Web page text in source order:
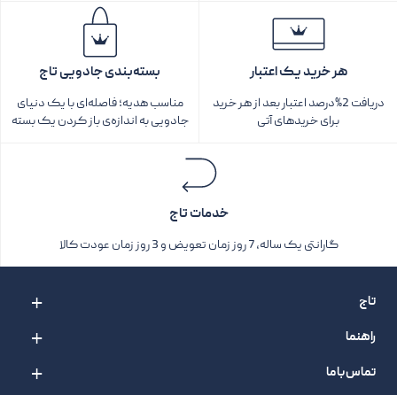
هر خرید یک اعتبار
دریافت 2%درصد اعتبار بعد از هر خرید
برای خریدهای آتی
بسته‌بندی جادویی تاج
مناسب هدیه؛ فاصله‌ای با یک دنیای
جادویی به اندازه‌ی باز کردن یک بسته‌
خدمات تاج
گارانتی یک ساله، 7 روز زمان تعویض و 3 روز زمان عودت کالا
تاج
راهنما
تماس با ما